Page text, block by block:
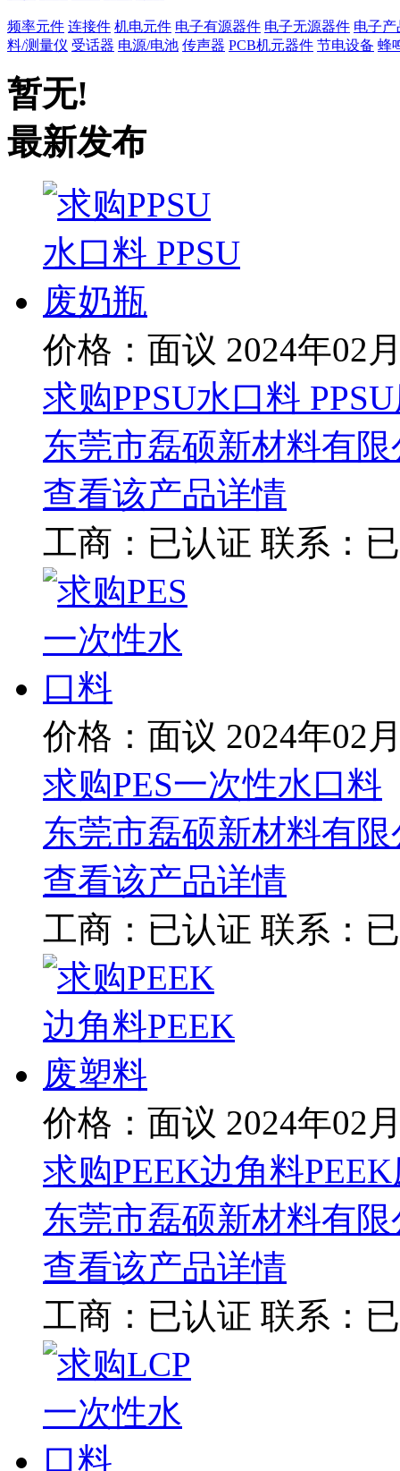
频率元件 连接件 机电元件 电子有源器件 电子无源器件 电子
料/测量仪 受话器 电源/电池 传声器 PCB机元器件 节电设备 蜂
暂无!
最新发布
价格：面议 2024年02
求购PPSU水口料
东莞市磊硕新材料有限
查看该产品详情
工商： 已认证 联系：
价格：面议 2024年02
求购PES一次性水口料
东莞市磊硕新材料有限
查看该产品详情
工商： 已认证 联系：
价格：面议 2024年02
求购PEEK边角料
东莞市磊硕新材料有限
查看该产品详情
工商： 已认证 联系：